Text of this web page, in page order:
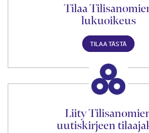
Tilaa
lukuoikeus
TILAA TÄSTÄ
Liity
uutiskirjeen